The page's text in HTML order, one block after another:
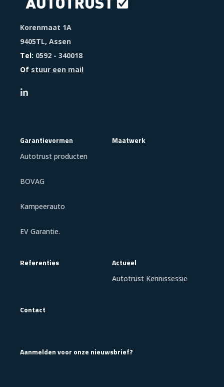
Korenmaat 1A
9405TL, Assen
Tel: 0592 - 340018
Of stuur een mail
Garantievormen
Autotrust producten
BOVAG
Kampeerauto
EV Garantie.
Maatwerk
Referenties Actueel
Autotrust Kennissessie
Contact
Aanmelden voor onze nieuwsbrief?